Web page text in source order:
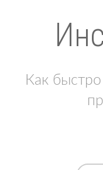
Как быстро